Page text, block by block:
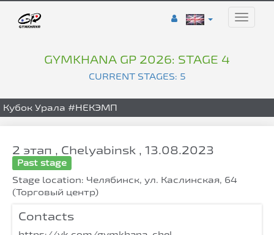
Toggle
GYMKHANA GP 2026: STAGE 4
CURRENT STAGES: 5
Кубок Урала #НЕКЭМП
2 этап , Chelyabinsk , 13.08.2023
Past stage
Stage location: Челябинск, ул. Каслинская, 64
(Торговый центр)
Contacts